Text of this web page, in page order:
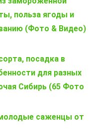
польза ягоды и
(Фото & Видео)
посадка в
для разных
Сибирь (65 Фото
саженцы от